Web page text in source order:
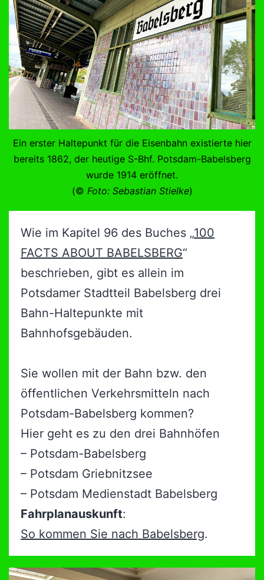
Ein erster Haltepunkt für die Eisenbahn existierte hier
bereits 1862, der heutige S-Bhf. Potsdam-Babelsberg
wurde 1914 eröffnet.
(© Foto: Sebastian Stielke)
Wie im Kapitel 96 des Buches „100
FACTS ABOUT BABELSBERG“
beschrieben, gibt es allein im
Potsdamer Stadtteil Babelsberg drei
Bahn-Haltepunkte mit
Bahnhofsgebäuden.
Sie wollen mit der Bahn bzw. den
öffentlichen Verkehrsmitteln nach
Potsdam-Babelsberg kommen?
Hier geht es zu den drei Bahnhöfen
– Potsdam-Babelsberg
– Potsdam Griebnitzsee
– Potsdam Medienstadt Babelsberg
Fahrplanauskunft:
So kommen Sie nach Babelsberg.